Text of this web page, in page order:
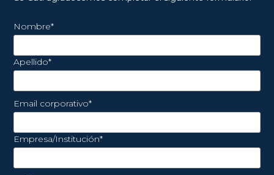
Nombre*
Apellido*
Email corporativo*
Empresa/Institución*